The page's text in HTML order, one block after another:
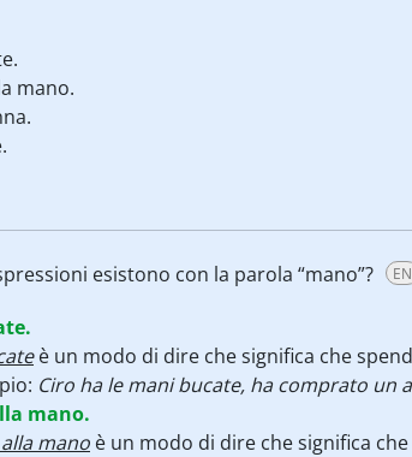
mano.
esistono con la parola “mano”? EN
è un modo di dire che significa che
Ciro ha le mani bucate, ha comprato un
mano.
mano è un modo di dire che significa